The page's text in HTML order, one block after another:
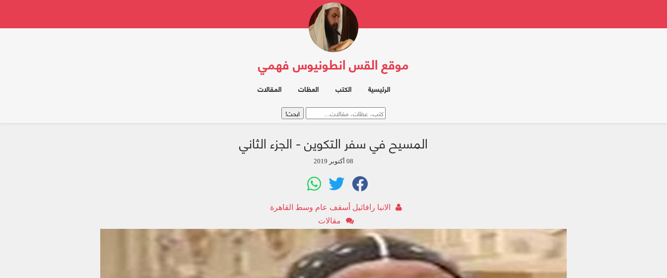
موقع القس انطونيوس فهمي
الرئيسية الكتب العظات المقالات
المسيح في سفر التكوين - الجزء الثاني
08 أكتوبر 2019
الانبا رافائيل أسقف عام وسط القاهرة
مقالات